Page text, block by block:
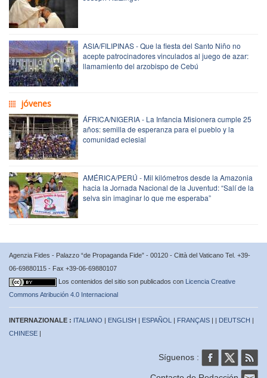
ASIA/FILIPINAS - Que la fiesta del Santo Niño no
acepte patrocinadores vinculados al juego de azar:
llamamiento del arzobispo de Cebú
jóvenes
ÁFRICA/NIGERIA - La Infancia Misionera cumple 25
años: semilla de esperanza para el pueblo y la
comunidad eclesial
AMÉRICA/PERÚ - Mil kilómetros desde la Amazonia
hacia la Jornada Nacional de la Juventud: “Salí de la
selva sin imaginar lo que me esperaba”
Agenzia Fides - Palazzo “de Propaganda Fide” - 00120 - Città del Vaticano Tel. +39-
06-69880115 - Fax +39-06-69880107
Los contenidos del sitio son publicados con Licencia Creative
Commons Atribución 4.0 Internacional
INTERNAZIONALE : ITALIANO | ENGLISH | ESPAÑOL | FRANÇAIS | | DEUTSCH |
CHINESE |
Síguenos :